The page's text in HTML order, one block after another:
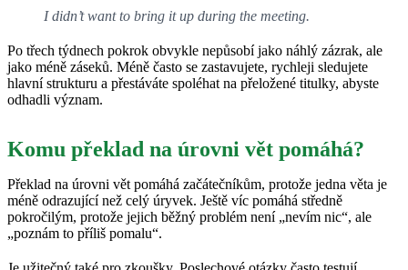
I didn’t want to bring it up during the meeting.
Po třech týdnech pokrok obvykle nepůsobí jako náhlý zázrak, ale
jako méně záseků. Méně často se zastavujete, rychleji sledujete
hlavní strukturu a přestáváte spoléhat na přeložené titulky, abyste
odhadli význam.
Komu překlad na úrovni vět pomáhá?
Překlad na úrovni vět pomáhá začátečníkům, protože jedna věta je
méně odrazující než celý úryvek. Ještě víc pomáhá středně
pokročilým, protože jejich běžný problém není „nevím nic“, ale
„poznám to příliš pomalu“.